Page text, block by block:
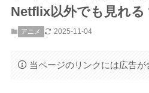
Netflix以外でも見れる
アニメ 2025-11-04
当ページのリンクには広告が